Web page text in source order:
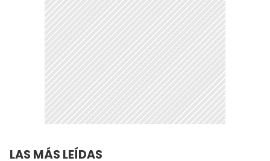
LAS MÁS LEÍDAS